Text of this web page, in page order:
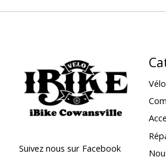
Suivez nous sur Facebook